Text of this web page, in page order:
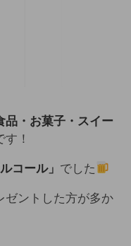
品・お菓子・スイー
！
コール」 でした
ゼントした方が多か